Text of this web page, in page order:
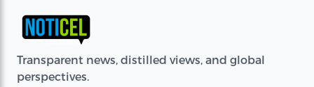
Transparent news, distilled views, and global
perspectives.